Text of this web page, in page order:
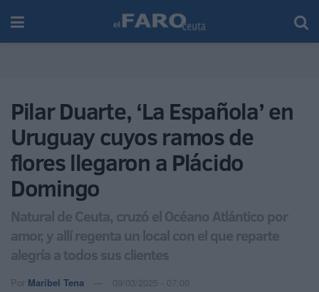
Pilar Duarte, ‘La Española’ en
Uruguay cuyos ramos de
flores llegaron a Plácido
Domingo
Natural de Ceuta, cruzó el Océano Atlántico por
amor, y allí regenta un local con el que reparte
alegría a todos sus clientes
Por Maribel Tena 09/03/2025 - 07:00